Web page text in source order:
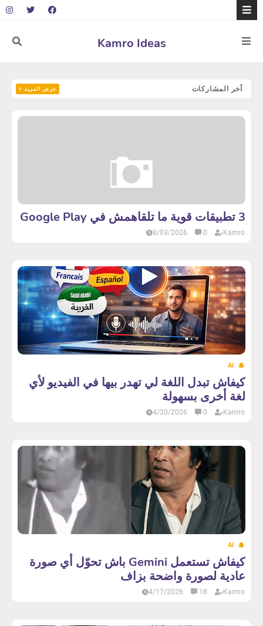
Kamro Ideas
آخر المشاركات عرض المزيد
3 تطبيقات قوية ما تلقاهمش في Google Play
Kamro
0
8/03/2026
AI
كيفاش تبدل اللغة لي تهدر بيها في الفيديو لأي
لغة أخرى بسهولة
Kamro
0
4/20/2026
AI
كيفاش تستعمل Gemini باش تحوّل أي صورة
عادية لصورة واضحة بزاف
Kamro
18
4/17/2026